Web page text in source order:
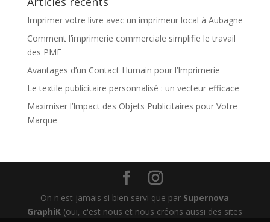
Imprimer votre livre avec un imprimeur local à Aubagne
Comment l’imprimerie commerciale simplifie le travail
des PME
Avantages d’un Contact Humain pour l’Imprimerie
Le textile publicitaire personnalisé : un vecteur efficace
Maximiser l’Impact des Objets Publicitaires pour Votre
Marque
On n'est jamais si bien servi que par Supernova
GraphiK (oui, c'est nous et nous créons aussi des sites